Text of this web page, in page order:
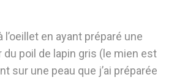
l’oeillet en ayant préparé une
du poil de lapin gris (le mien est
sur une peau que j’ai préparée